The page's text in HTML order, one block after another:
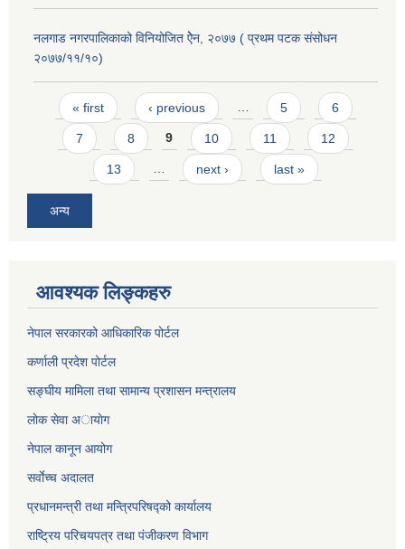
नलगाड नगरपालिकाको विनियोजित ऐेन, २०७७ ( प्रथम पटक संसोधन
२०७७/११/१०)
Pages
« first ‹ previous … 5 6
7 8 9 10 11 12
13 … next › last »
अन्य
आवश्यक लिङ्कहरु
नेपाल सरकारको आधिकारिक पोर्टल
कर्णाली प्रदेश पोर्टल
सङ्घीय मामिला तथा सामान्य प्रशासन मन्त्रालय
लाेक सेवा अायाेग
नेपाल कानून आयोग
सर्वाेच्च अदालत
प्रधानमन्त्री तथा मन्त्रिपरिषद्को कार्यालय
राष्ट्रिय परिचयपत्र तथा पंजीकरण विभाग